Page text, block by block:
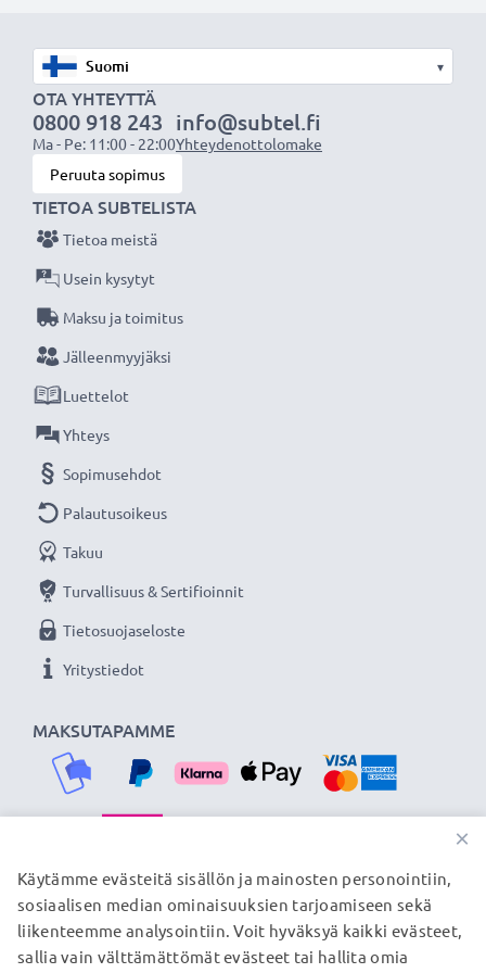
Valitse CELLONIC, etkä tingi laadusta. Tilaa nyt!
▾
OTA YHTEYTTÄ
0800 918 243
Ma - Pe: 11:00 - 22:00
info@subtel.fi
Yhteydenottolomake
Peruuta sopimus
MAKSUTAPAMME
TIETOA SUBTELISTA
Tietoa meistä
Usein kysytyt
Maksu ja toimitus
Jälleenmyyjäksi
Luettelot
Yhteys
Sopimusehdot
Palautusoikeus
Takuu
Turvallisuus & Sertifioinnit
Tietosuojaseloste
Yritystiedot
TOIMITUSKUMPPANIMME
© subtel.fi 2026
×
Käytämme evästeitä sisällön ja mainosten personointiin,
sosiaalisen median ominaisuuksien tarjoamiseen sekä
liikenteemme analysointiin. Voit hyväksyä kaikki evästeet,
sallia vain välttämättömät evästeet tai hallita omia